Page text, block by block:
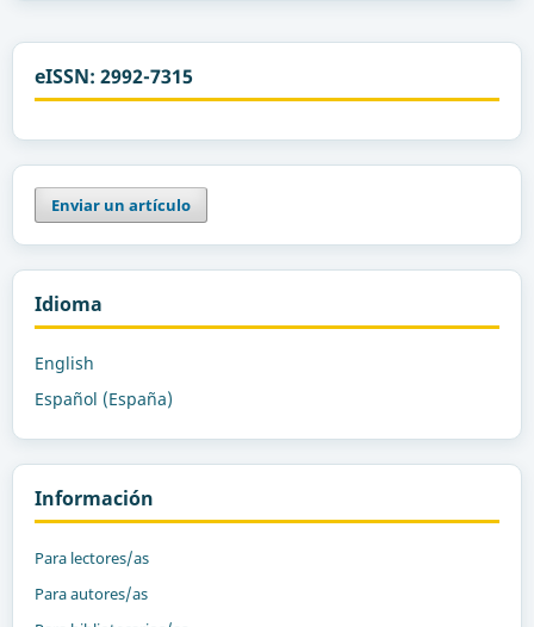
eISSN: 2992-7315
Enviar un artículo
Idioma
English
Español (España)
Información
Para lectores/as
Para autores/as